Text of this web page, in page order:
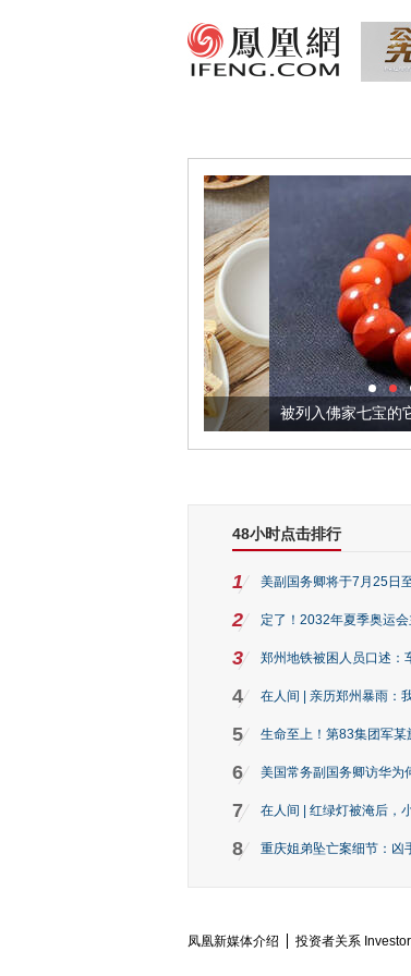
被列入佛家七宝的它到底有
48小时点击排行
1 美副国务卿将于7月25日
2 定了！2032年夏季奥运
3 郑州地铁被困人员口述：
4 在人间 | 亲历郑州暴雨：
5 生命至上！第83集团军
6 美国常务副国务卿访华为
7 在人间 | 红绿灯被淹后，
8 重庆姐弟坠亡案细节：凶
凤凰新媒体介绍 投资者关系